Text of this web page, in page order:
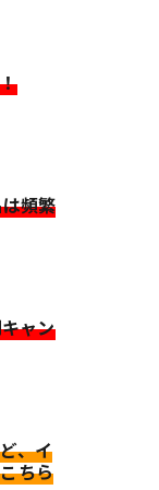
頻繁
ャン
、イ
ちら